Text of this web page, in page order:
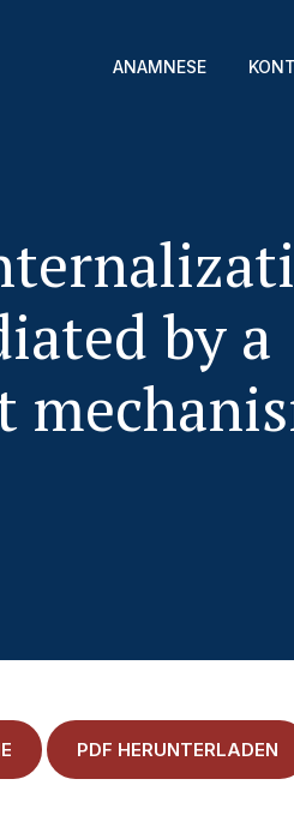
ANAMNESE
by a
PDF HERUNTERLADEN